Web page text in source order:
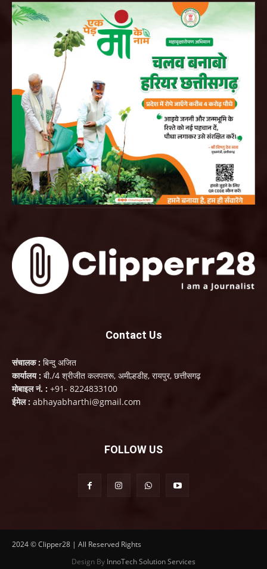
Contact Us
संचालक : बिन्दु अजित
कार्यालय : बी./4 श्रीजीत कलपतरू, अमील्हडीह, रायपुर, छत्तीसगढ़
मोबाइल नं. : +91- 8224833100
ईमेल : abhayabharthi@gmail.com
FOLLOW US
2024 © Clipper28 | All Reserved Rights
Design By InnoTech Solution Services